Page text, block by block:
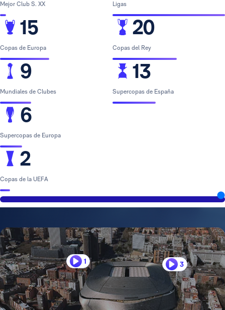
Mejor Club S. XX
15
Copas de Europa
9
Mundiales de Clubes
6
Supercopas de Europa
2
Copas de la UEFA
Ligas
20
Copas del Rey
13
Supercopas de España
1 3